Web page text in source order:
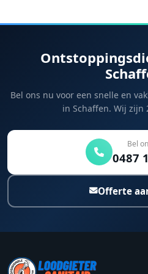
Bel ons nu voor een snelle en
in Schaffen. Wij zijn
Bel
0487
Offerte